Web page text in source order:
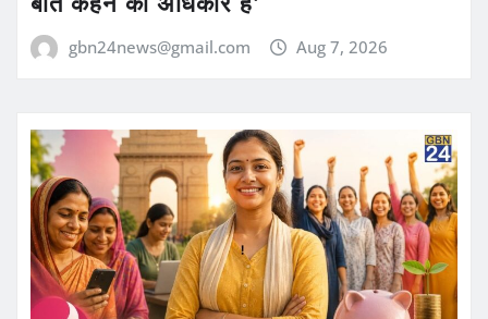
gbn24news@gmail.com Aug 7, 2026